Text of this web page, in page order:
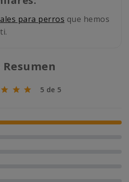
para perros que hemos
5 de 5
(1)